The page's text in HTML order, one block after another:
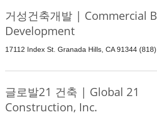
거성건축개발 | Commercial
Development
17112 Index St. Granada Hills, CA 91344
글로발21 건축 | Global 21
Construction, Inc.